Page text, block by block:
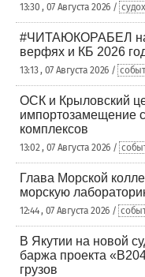
13:30 , 07 Августа 2026 /
#ЧИТАЮКОРАБЕЛ на
верфях и КБ 2026
13:13 , 07 Августа 2026 /
ОСК и Крыловский
импортозамещение
комплексов
13:02 , 07 Августа 2026 /
Глава Морской
морскую
12:44 , 07 Августа 2026 /
В Якутии на новой
баржа проекта
грузов